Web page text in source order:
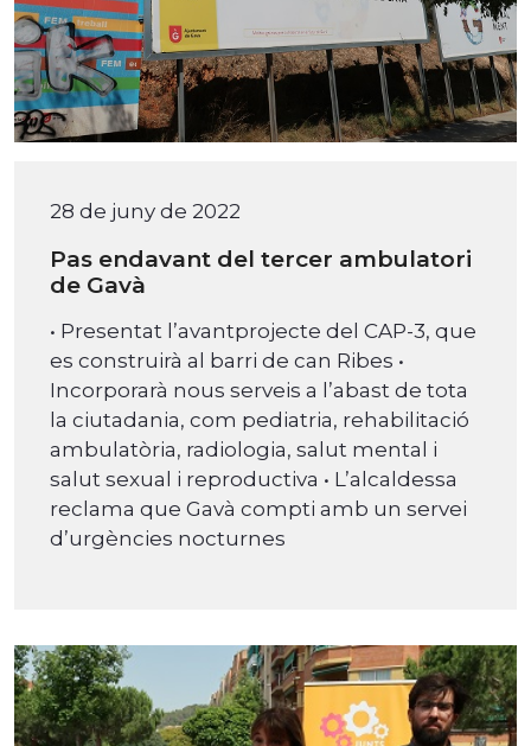
28 de juny de 2022
Pas endavant del tercer ambulatori
de Gavà
• Presentat l’avantprojecte del CAP-3, que
es construirà al barri de can Ribes •
Incorporarà nous serveis a l’abast de tota
la ciutadania, com pediatria, rehabilitació
ambulatòria, radiologia, salut mental i
salut sexual i reproductiva • L’alcaldessa
reclama que Gavà compti amb un servei
d’urgències nocturnes